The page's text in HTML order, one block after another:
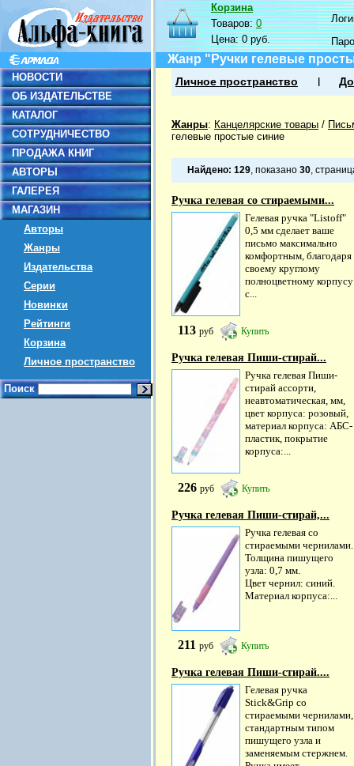
НОВОСТИ
ОБ ИЗДАТЕЛЬСТВЕ
КАТАЛОГ
СОТРУДНИЧЕСТВО
ПРОДАЖА КНИГ
АВТОРЫ
ГАЛЕРЕЯ
МАГАЗИН
Авторы
Жанры
Издательства
Серии
Новинки
Рейтинги
Корзина
Личное пространство
Поиск
Корзина
Товаров:0
Цена:0 руб.
Жанр "Ручки гелевые
Личное пространство
Жанры: Канцелярские товары /
гелевые простые синие
Найдено: 129, показано 30,
Ручка гелевая со стираемыми...
Гелевая ручка "Listoff"
0,5 мм сделает ваше
письмо максимально
комфортным, благодаря
своему круглому
полноцветному корпусу
с...
113 руб Купить
Ручка гелевая Пиши-стирай...
Ручка гелевая Пиши-
стирай ассорти,
неавтоматическая, мм,
цвет корпуса: розовый,
материал корпуса: АБС-
пластик, покрытие
корпуса:...
226 руб Купить
Ручка гелевая Пиши-стирай,...
Ручка гелевая со
стираемыми чернилами.
Толщина пишущего
узла: 0,7 мм.
Цвет чернил: синий.
Материал корпуса:...
211 руб Купить
Ручка гелевая Пиши-стирай....
Гелевая ручка
Stick&Grip со
стираемыми чернилами,
стандартным типом
пишущего узла и
заменяемым стержнем.